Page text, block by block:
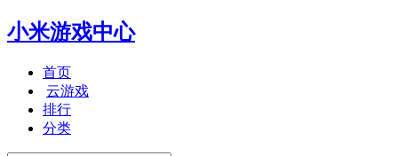
小米游戏中心
首页
云游戏
排行
分类